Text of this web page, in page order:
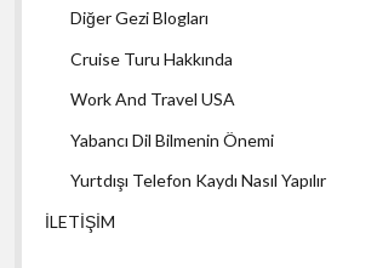
Diğer Gezi Blogları
Cruise Turu Hakkında
Work And Travel USA
Yabancı Dil Bilmenin Önemi
Yurtdışı Telefon Kaydı Nasıl Yapılır
İLETİŞİM